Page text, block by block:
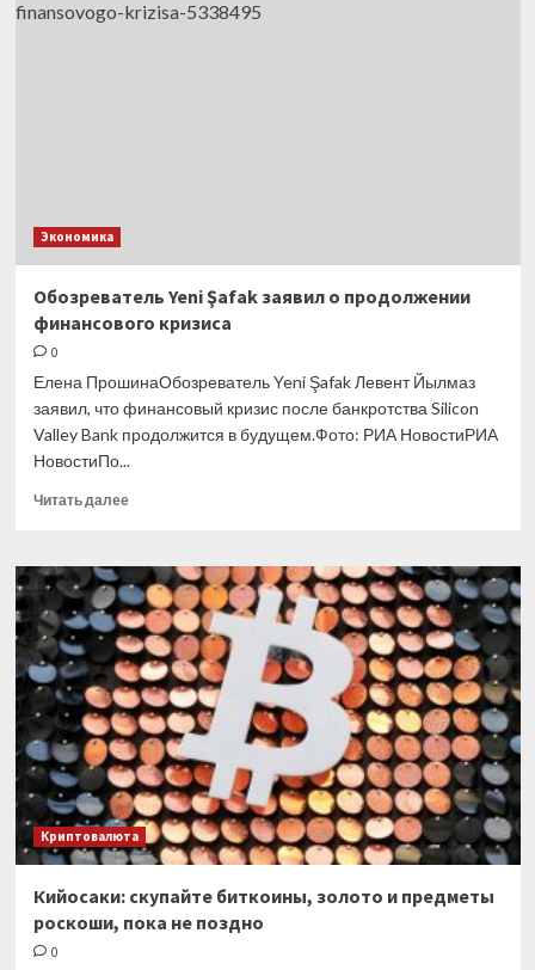
Армению
Экономика
Обозреватель Yeni Şafak заявил о продолжении
финансового кризиса
0
Елена ПрошинаОбозреватель Yeni Şafak Левент Йылмаз
заявил, что финансовый кризис после банкротства Silicon
Valley Bank продолжится в будущем.Фото: РИА НовостиРИА
НовостиПо...
Читать далееПрочитать
Обозреватель
Yeni
Şafak
заявил
о продолжении
финансового
кризиса
Криптовалюта
Кийосаки: скупайте биткоины, золото и предметы
роскоши, пока не поздно
0